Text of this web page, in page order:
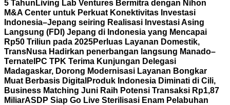
5 Tahun Living Lab Ventures Bermitra dengan Nihon
M&A Center untuk Perkuat Konektivitas Investasi
Indonesia–Jepang seiring Realisasi Investasi Asing
Langsung (FDI) Jepang di Indonesia yang Mencapai
Rp50 Triliun pada 2025Perluas Layanan Domestik,
TransNusa Hadirkan penerbangan langsung Manado–
Ternate IPC TPK Terima Kunjungan Delegasi
Madagaskar, Dorong Modernisasi Layanan Bongkar
Muat Berbasis Digital Produk Indonesia Diminati di Cili,
Business Matching Juni Raih Potensi Transaksi Rp1,87
MiliarASDP Siap Go Live Sterilisasi Enam Pelabuhan